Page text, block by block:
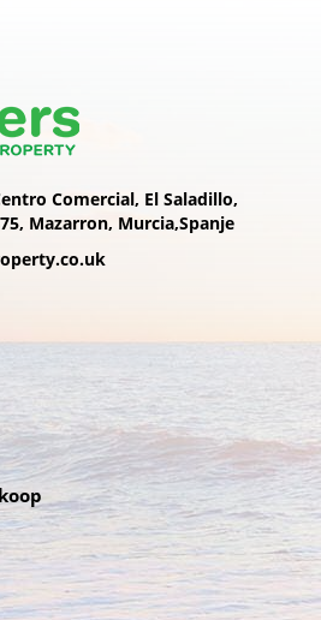
Comercial, El Saladillo,
Mazarron, Murcia,Spanje